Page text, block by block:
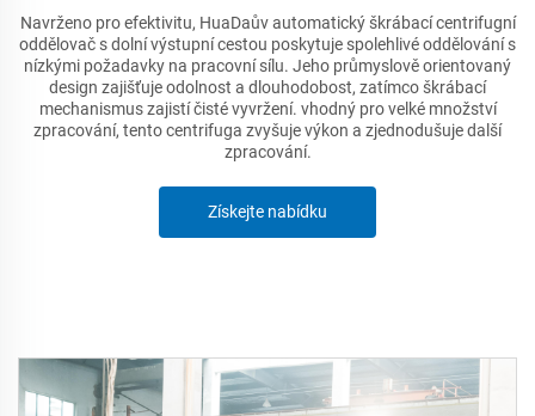
Navrženo pro efektivitu, HuaDaův automatický škrábací centrifugní
oddělovač s dolní výstupní cestou poskytuje spolehlivé oddělování s
nízkými požadavky na pracovní sílu. Jeho průmyslově orientovaný
design zajišťuje odolnost a dlouhodobost, zatímco škrábací
mechanismus zajistí čisté vyvržení. vhodný pro velké množství
zpracování, tento centrifuga zvyšuje výkon a zjednodušuje další
zpracování.
Získejte nabídku